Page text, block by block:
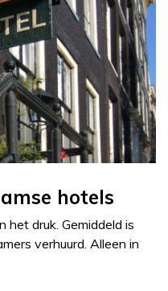
hotels
het druk. Gemiddeld is
verhuurd. Alleen in